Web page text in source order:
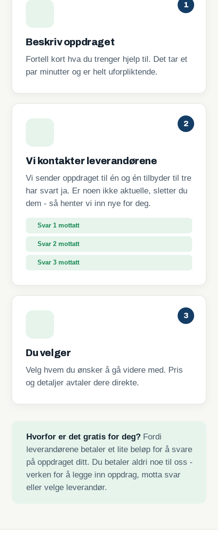
1
Beskriv oppdraget
Fortell kort hva du trenger hjelp til. Det tar et
par minutter og er helt uforpliktende.
2
Vi kontakter leverandørene
Vi sender oppdraget til én og én tilbyder til tre
har svart ja. Er noen ikke aktuelle, sletter du
dem - så henter vi inn nye for deg.
Svar 1 mottatt
Svar 2 mottatt
Svar 3 mottatt
3
Du velger
Velg hvem du ønsker å gå videre med. Pris
og detaljer avtaler dere direkte.
Hvorfor er det gratis for deg?Fordi
leverandørene betaler et lite beløp for å svare
på oppdraget ditt. Du betaler aldri noe til oss -
verken for å legge inn oppdrag, motta svar
eller velge leverandør.